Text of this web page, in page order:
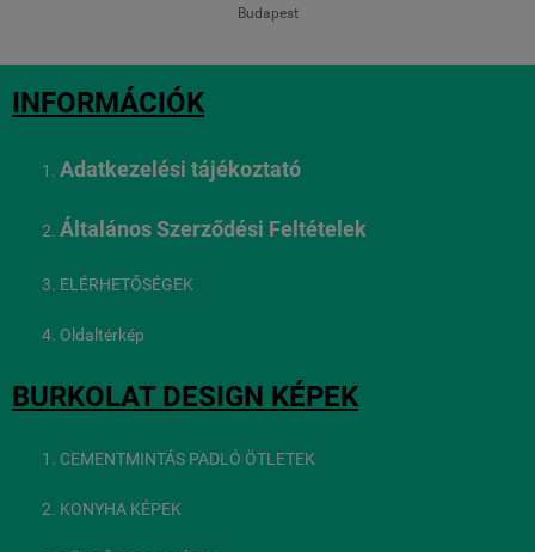
Budapest
INFORMÁCIÓK
Adatkezelési tájékoztató
Általános Szerződési Feltételek
ELÉRHETŐSÉGEK
Oldaltérkép
BURKOLAT DESIGN KÉPEK
CEMENTMINTÁS PADLÓ ÖTLETEK
KONYHA KÉPEK